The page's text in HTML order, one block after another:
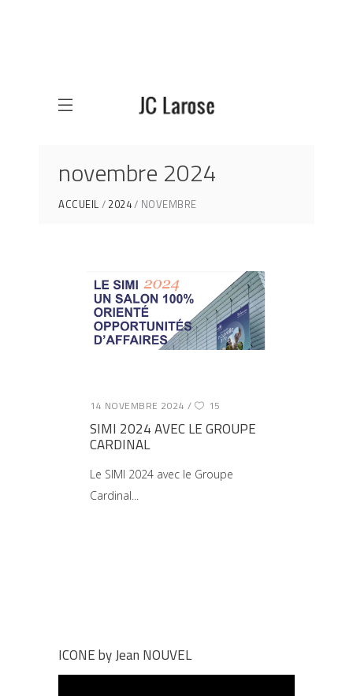
novembre 2024
ACCUEIL 2024 NOVEMBRE
14 NOVEMBRE 2024 15
SIMI 2024 AVEC LE GROUPE
CARDINAL
Le SIMI 2024 avec le Groupe
Cardinal
ICONE by Jean NOUVEL